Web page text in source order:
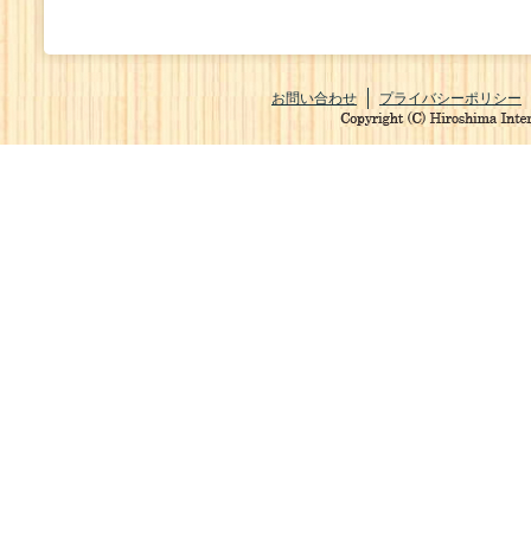
お問い合わせ プライバシーポリシー